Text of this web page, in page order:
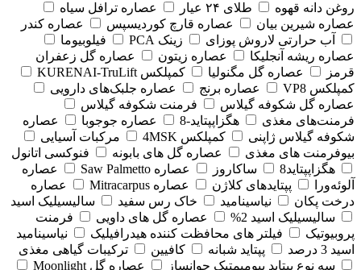
روغن دانه قهوه
طلای ۲۴ عیار
عصاره ترافل سیاه
عصاره شیرین بیان
عصاره قارچ کوردیسپس
عصاره کندر
آب حرارتی لاروش پوزای
زینک PCA
فیلوبیوما
عصاره ریشه آنجلیکا
عصاره زیتون
عصاره گل زعفران
قرمز
عصاره گل مگنولیا
کمپلکس KURENAI-TruLift
کمپلکس VP8
عصاره برنج
عصاره جلبک‌های دارویی
عصاره گل شکوفه گیلاس
فرمنت شکوفه گیلاس
فرمنت‌های مغذی
هگزاپپتاید-8 عصاره جوجوبا
عصاره
شکوفه گیلاس ژاپنی
کمپلکس 4MSK
مرکبات آسیایی
بیوفرمنت های مغذی
عصاره گل های بابونه
فنوکسی اتانول
هگزاپپتاید8
ساکاروز عصاره Saw Palmetto
عصاره
آلوئه‌ورا
پپتایدهای کلاژن عصاره Mitracarpus
عصاره
درخت پکان
نیاسینامید خاک رس سفید
سالیسیلیک اسید
سالیسیلیک اسید 2%
عصاره گل های داویی
فرمنت
پروبیوتیک
فیلتر های محافظت کننده هیدرافیلیک
نیاسینامید
اسید 3 درصد
پپتاید شبانه کافیین
ترکیبات گیاهی مغذی
سه نوع پپتاید بیومیمتیک جوانساز
عصاره گل Moonlight